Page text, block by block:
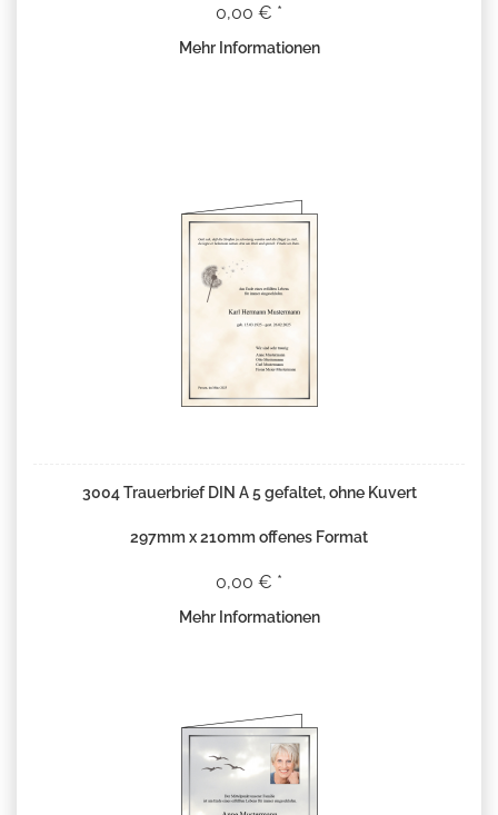
0,00 € *
Mehr Informationen
3004 Trauerbrief DIN A 5 gefaltet, ohne Kuvert
297mm x 210mm offenes Format
0,00 € *
Mehr Informationen